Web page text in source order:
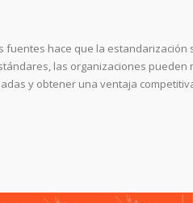
fuentes hace que la estandarización
las organizaciones pueden
y obtener una ventaja